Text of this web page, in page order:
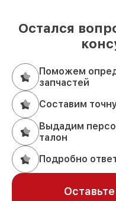
Остался
Поможем
запчастей
Составим
Выдадим
талон
Подробно